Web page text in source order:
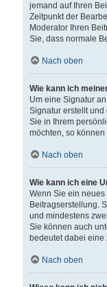
jemand auf Ihren
Zeitpunkt der
Moderator Ihren
Sie, dass normale
Nach oben
Wie kann ich
Um eine Signatur
Signatur erstellt
Sie in Ihrem
möchten, so
Nach oben
Wie kann ich eine
Wenn Sie ein
Beitragserstellung.
und mindestens
Sie können auch
bedeutet dabei
Nach oben